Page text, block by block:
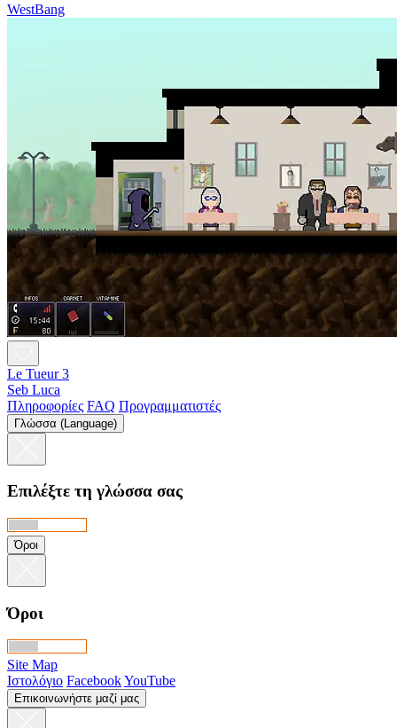
WestBang
Le Tueur 3
Seb Luca
Πληροφορίες FAQ Προγραμματιστές
Γλώσσα (Language)
Επιλέξτε τη γλώσσα σας
Όροι
Όροι
Site Map
Ιστολόγιο FacebookYouTube
Επικοινωνήστε μαζί μας